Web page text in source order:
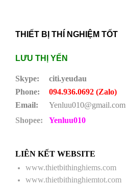
THIẾT BỊ THÍ NGHIỆM TỐT
LƯU THỊ YẾN
Skype:
citi.yeudau
Phone:
094.936.0692 (Zalo)
Email:
Yenluu010@gmail.com
Shopee:
Yenluu010
LIÊN KẾT WEBSITE
www.thietbithinghiems.com
www.thietbithinghiemtot.com